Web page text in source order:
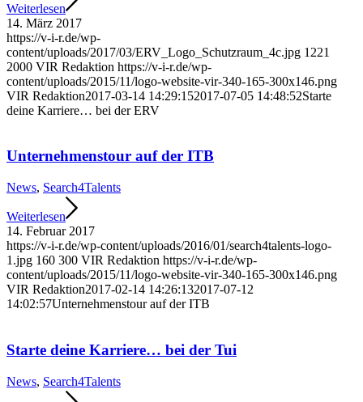
Weiterlesen
14. März 2017
https://v-i-r.de/wp-
content/uploads/2017/03/ERV_Logo_Schutzraum_4c.jpg 1221
2000 VIR Redaktion https://v-i-r.de/wp-
content/uploads/2015/11/logo-website-vir-340-165-300x146.png
VIR Redaktion2017-03-14 14:29:152017-07-05 14:48:52Starte
deine Karriere… bei der ERV
Unternehmenstour auf der ITB
News, Search4Talents
Weiterlesen
14. Februar 2017
https://v-i-r.de/wp-content/uploads/2016/01/search4talents-logo-
1.jpg 160 300 VIR Redaktion https://v-i-r.de/wp-
content/uploads/2015/11/logo-website-vir-340-165-300x146.png
VIR Redaktion2017-02-14 14:26:132017-07-12
14:02:57Unternehmenstour auf der ITB
Starte deine Karriere… bei der Tui
News, Search4Talents